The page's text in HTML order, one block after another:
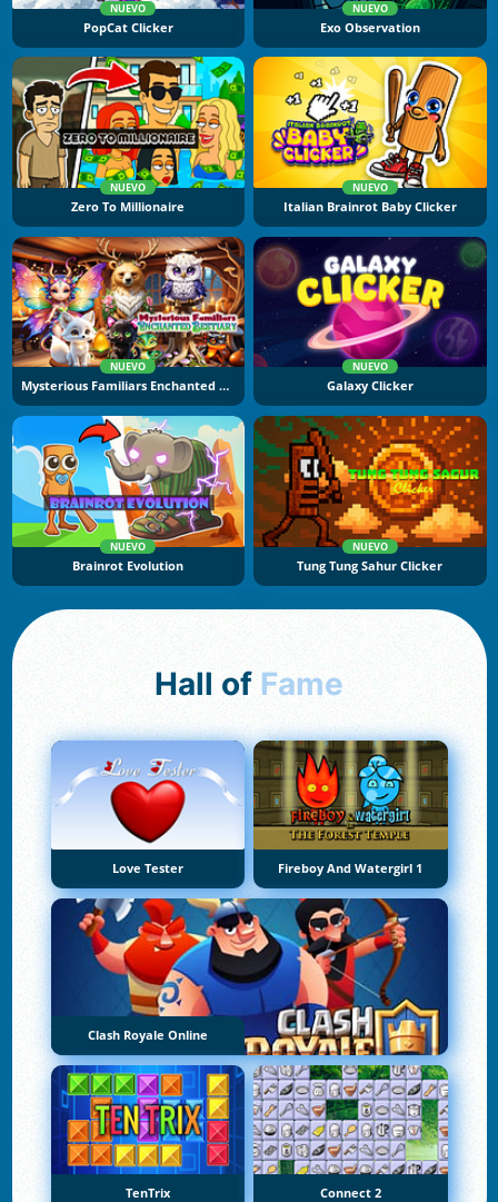
NUEVO
PopCat Clicker
NUEVO
Exo Observation
NUEVO
Zero To Millionaire
NUEVO
Italian Brainrot Baby Clicker
NUEVO
Mysterious Familiars Enchanted Bestiary
NUEVO
Galaxy Clicker
NUEVO
Brainrot Evolution
NUEVO
Tung Tung Sahur Clicker
Hall of Fame
Love Tester Fireboy And Watergirl 1
Clash Royale Online
TenTrix Connect 2